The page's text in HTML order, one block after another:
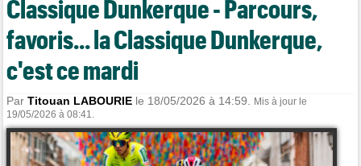
Classique Dunkerque - Parcours,
favoris... la Classique Dunkerque,
c'est ce mardi
ParTitouan LABOURIE le 18/05/2026 à 14:59.
Mis à jour le
19/05/2026 à 08:41.